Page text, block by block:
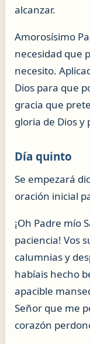
alcanzar.
Amorosísimo
necesidad que
necesito.
Dios para que
gracia que
gloria de Dios
Día quinto
Se empezará
oración inicial
¡Oh Padre mío
paciencia! Vos
calumnias y
habíais hecho
apacible
Señor que me
corazón